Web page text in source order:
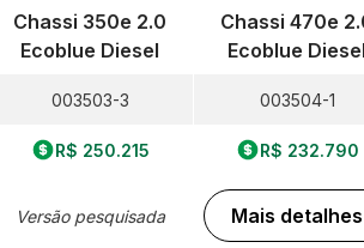
Chassi 350e 2.0
Ecoblue Diesel
003503-3
R$ 250.215
Versão pesquisada
Chassi 470e
Ecoblue
003504-1
R$ 232.790
Mais detalhes